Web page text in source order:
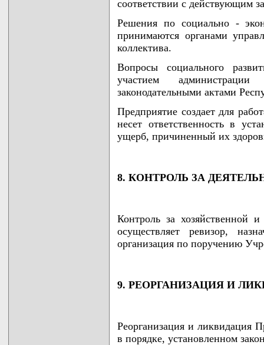
соответствии с действующим
Решения по социально -
принимаются органами
коллектива.
Вопросы социального
участием
законодательными актами
Предприятие создает для
несет ответственность в
ущерб, причиненный их
8. КОНТРОЛЬ ЗА
Контроль за хозяйственной
осуществляет ревизор,
организация по поручению
9. РЕОРГАНИЗАЦИЯ И
Реорганизация и ликвидация
в порядке, установленном